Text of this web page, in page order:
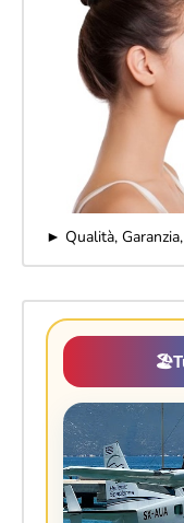
► Qualità,
🏖️